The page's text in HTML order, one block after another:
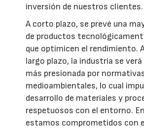
inversión de nuestros clientes.
A corto plazo, se prevé una
de productos
que optimicen el rendimiento.
largo plazo, la industria se verá
más presionada por
medioambientales, lo cual
desarrollo de materiales y
respetuosos con el entorno.
estamos comprometidos con